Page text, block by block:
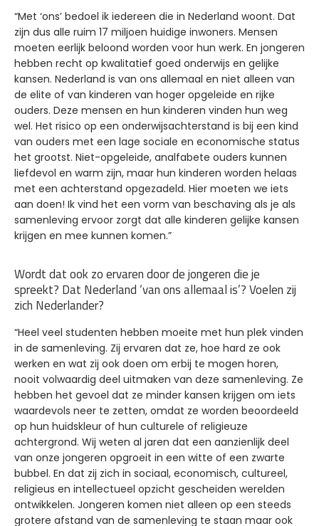
“Met ‘ons’ bedoel ik iedereen die in Nederland woont. Dat
zijn dus alle ruim 17 miljoen huidige inwoners. Mensen
moeten eerlijk beloond worden voor hun werk. En jongeren
hebben recht op kwalitatief goed onderwijs en gelijke
kansen. Nederland is van ons allemaal en niet alleen van
de elite of van kinderen van hoger opgeleide en rijke
ouders. Deze mensen en hun kinderen vinden hun weg
wel. Het risico op een onderwijsachterstand is bij een kind
van ouders met een lage sociale en economische status
het grootst. Niet-opgeleide, analfabete ouders kunnen
liefdevol en warm zijn, maar hun kinderen worden helaas
met een achterstand opgezadeld. Hier moeten we iets
aan doen! Ik vind het een vorm van beschaving als je als
samenleving ervoor zorgt dat alle kinderen gelijke kansen
krijgen en mee kunnen komen.”
Wordt dat ook zo ervaren door de jongeren die je
spreekt? Dat Nederland ‘van ons allemaal is’? Voelen zij
zich Nederlander?
“Heel veel studenten hebben moeite met hun plek vinden
in de samenleving. Zij ervaren dat ze, hoe hard ze ook
werken en wat zij ook doen om erbij te mogen horen,
nooit volwaardig deel uitmaken van deze samenleving. Ze
hebben het gevoel dat ze minder kansen krijgen om iets
waardevols neer te zetten, omdat ze worden beoordeeld
op hun huidskleur of hun culturele of religieuze
achtergrond. Wij weten al jaren dat een aanzienlijk deel
van onze jongeren opgroeit in een witte of een zwarte
bubbel. En dat zij zich in sociaal, economisch, cultureel,
religieus en intellectueel opzicht gescheiden werelden
ontwikkelen. Jongeren komen niet alleen op een steeds
grotere afstand van de samenleving te staan maar ook